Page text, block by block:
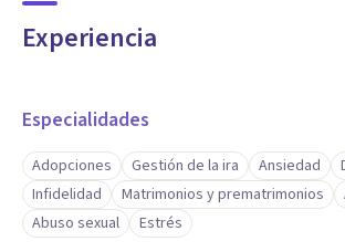
Experiencia
Especialidades
Adopciones Gestión de la ira Ansiedad
Infidelidad
Matrimonios y prematrimonios
Abuso sexual
Estrés